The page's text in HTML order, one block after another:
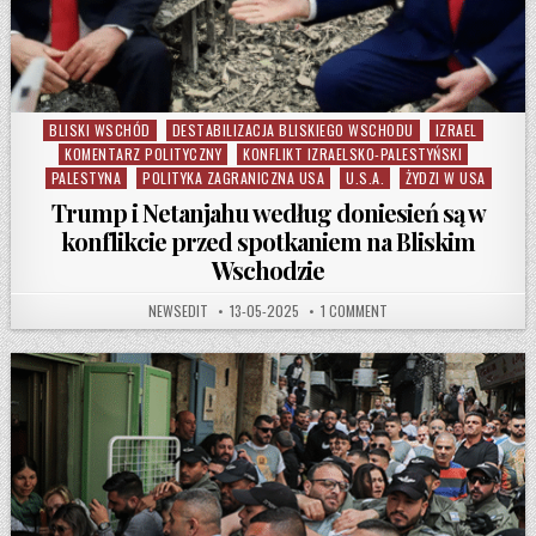
Posted in
BLISKI WSCHÓD DESTABILIZACJA BLISKIEGO WSCHODU
IZRAEL
KOMENTARZ POLITYCZNY
KONFLIKT IZRAELSKO-PALESTYŃSKI
PALESTYNA
POLITYKA ZAGRANICZNA USA U.S.A. ŻYDZI W USA
Trump i Netanjahu według doniesień są w
konflikcie przed spotkaniem na Bliskim
Wschodzie
AUTHOR:
NEWSEDIT PUBLISHED DATE:
13-05-2025 1 COMMENT ON TRUMP I